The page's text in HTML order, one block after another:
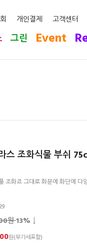
개인결제 고객센터
그린 Event
스 조화식물 부쉬
조화죠 그대로 화분에 화단에 다
원13% ↓
원(부가세포함)